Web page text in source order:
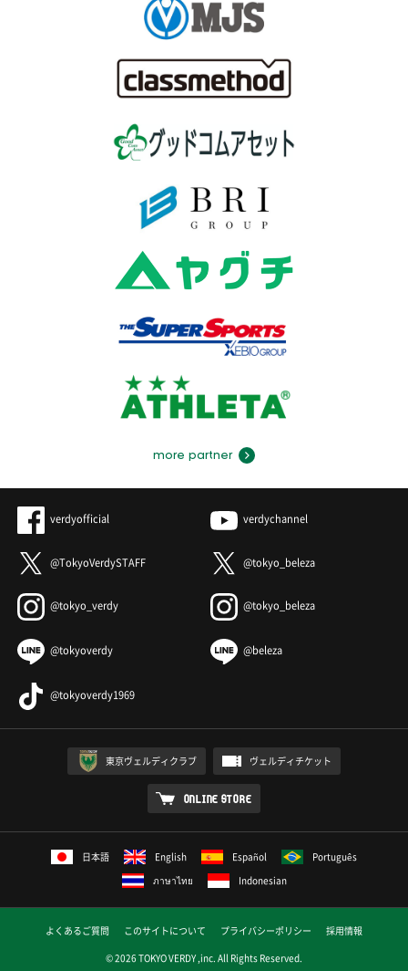
more partner
verdyofficial verdychannel
@TokyoVerdySTAFF @tokyo_beleza
@tokyo_verdy @tokyo_beleza
@tokyoverdy @beleza
@tokyoverdy1969
東京ヴェルディクラブ ヴェルディチケット
ONLINE STORE
日本語 English Español
Português
ภาษาไทย
Indonesian
よくあるご質問 このサイトについて プライバシーポリシー
採用情報
© 2026 TOKYO VERDY ,inc. All Rights Reserved.